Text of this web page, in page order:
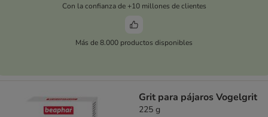
Con la confianza de +10 millones de clientes
Más de 8.000 productos disponibles
Grit para pájaros Vogelgrit
225 g